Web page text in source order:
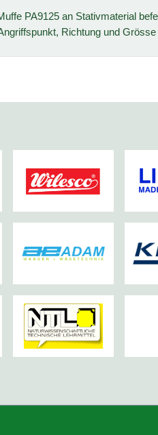
PA9125 an Stativmaterial
Richtung und